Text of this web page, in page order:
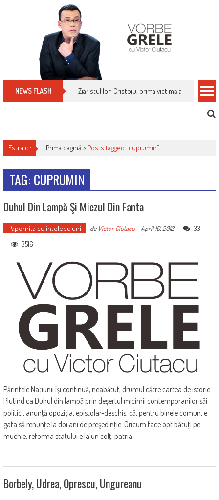
NEWS FLASH Ziaristul Ion Cristoiu, prima victimă a noi
Esti aici: Prima pagină > Posts tagged "cuprumin"
TAG: CUPRUMIN
Duhul Din Lampă Şi Miezul Din Fanta
Papornita cu intelepciuni de Victor Ciutacu-April 10, 2012
33
3516
Părintele Naţiunii îşi continuă, neabătut, drumul către cartea de istorie.
Plutind ca Duhul din lampă prin deşertul micimii contemporanilor săi
politici, anunţă opoziţia, epistolar-deschis, că, pentru binele comun, e
gata să renunţe la doi ani de preşedinţie. Oricum face opt bătuţi pe
muchie, reforma statului e la un colţ, patria
Borbely, Udrea, Oprescu, Ungureanu